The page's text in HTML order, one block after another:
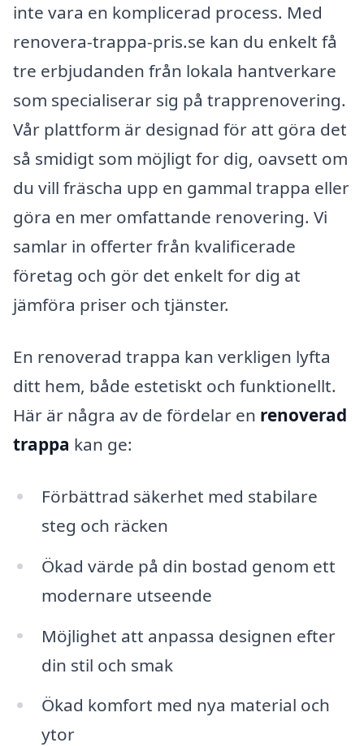
inte vara en komplicerad process. Med
renovera-trappa-pris.se kan du enkelt få
tre erbjudanden från lokala hantverkare
som specialiserar sig på trapprenovering.
Vår plattform är designad för att göra det
så smidigt som möjligt for dig, oavsett om
du vill fräscha upp en gammal trappa eller
göra en mer omfattande renovering. Vi
samlar in offerter från kvalificerade
företag och gör det enkelt for dig at
jämföra priser och tjänster.
En renoverad trappa kan verkligen lyfta
ditt hem, både estetiskt och funktionellt.
Här är några av de fördelar en renoverad
trappa kan ge:
Förbättrad säkerhet med stabilare
steg och räcken
Ökad värde på din bostad genom ett
modernare utseende
Möjlighet att anpassa designen efter
din stil och smak
Ökad komfort med nya material och
ytor